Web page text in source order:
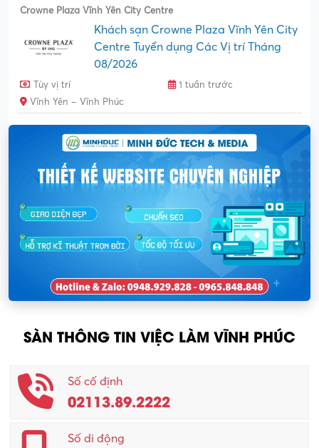
Crowne Plaza Vĩnh Yên City Centre
Khách sạn Crowne Plaza Vĩnh Yên City
Centre Tuyển dụng Các Vị trí Tháng
08/2026
Tùy vị trí
1 tuần trước
Vĩnh Yên – Vĩnh Phúc
SÀN THÔNG TIN VIỆC LÀM VĨNH PHÚC
Số cố định
02113.89.2222
Số di động